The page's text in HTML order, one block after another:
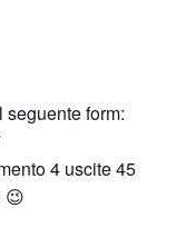
form:
4 uscite 45
😉